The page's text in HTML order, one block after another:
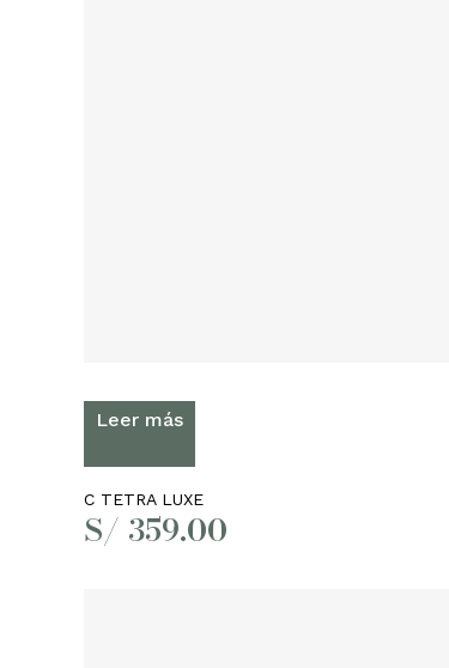
Leer más
C TETRA LUXE
S/ 359.00